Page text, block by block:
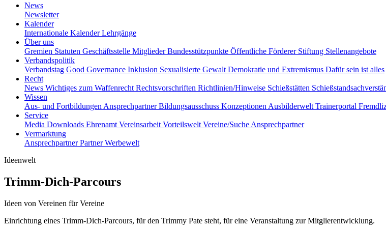
News
Newsletter
Kalender
Internationale KalenderLehrgänge
Über uns
Gremien Statuten Geschäftsstelle MitgliederBundesstützpunkte Öffentliche Förderer Stiftung Stellenangebote
Verbandspolitik
Verbandstag Good Governance Inklusion Sexualisierte Gewalt Demokratie und Extremismus Dafür sein ist alles
Recht
News Wichtiges zum Waffenrecht Rechtsvorschriften Richtlinien/Hinweise Schießstätten
Wissen
Aus- und Fortbildungen AnsprechpartnerBildungsausschuss Konzeptionen Ausbilderwelt Trainerportal
Service
Media Downloads Ehrenamt Vereinsarbeit Vorteilswelt Vereine/Suche Ansprechpartner
Vermarktung
AnsprechpartnerPartnerWerbewelt
Ideenwelt
Trimm-Dich-Parcours
Ideen von Vereinen für Vereine
Einrichtung eines Trimm-Dich-Parcours, für den Trimmy Pate steht, für eine Veranstaltung zur Mitglierentwicklung.